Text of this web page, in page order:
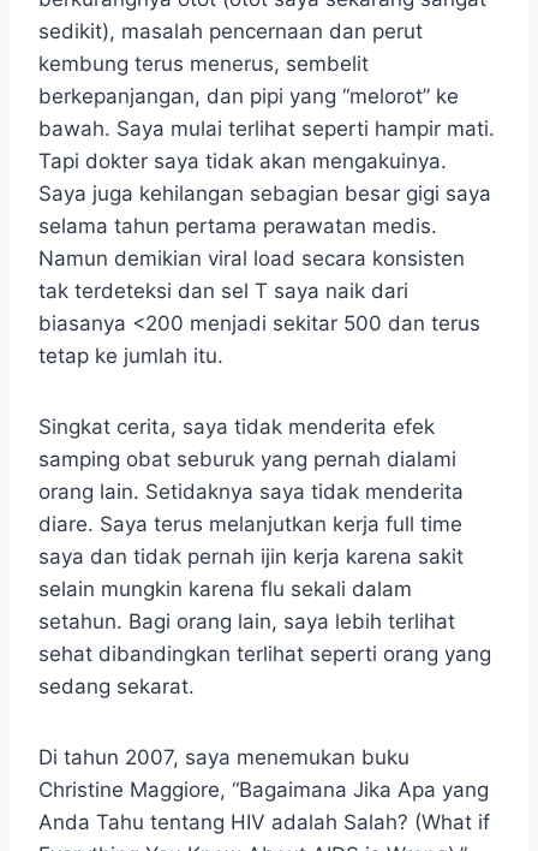
sedikit), masalah pencernaan dan perut
kembung terus menerus, sembelit
berkepanjangan, dan pipi yang “melorot” ke
bawah. Saya mulai terlihat seperti hampir mati.
Tapi dokter saya tidak akan mengakuinya.
Saya juga kehilangan sebagian besar gigi saya
selama tahun pertama perawatan medis.
Namun demikian viral load secara konsisten
tak terdeteksi dan sel T saya naik dari
biasanya <200 menjadi sekitar 500 dan terus
tetap ke jumlah itu.
Singkat cerita, saya tidak menderita efek
samping obat seburuk yang pernah dialami
orang lain. Setidaknya saya tidak menderita
diare. Saya terus melanjutkan kerja full time
saya dan tidak pernah ijin kerja karena sakit
selain mungkin karena flu sekali dalam
setahun. Bagi orang lain, saya lebih terlihat
sehat dibandingkan terlihat seperti orang yang
sedang sekarat.
Di tahun 2007, saya menemukan buku
Christine Maggiore, “Bagaimana Jika Apa yang
Anda Tahu tentang HIV adalah Salah? (What if